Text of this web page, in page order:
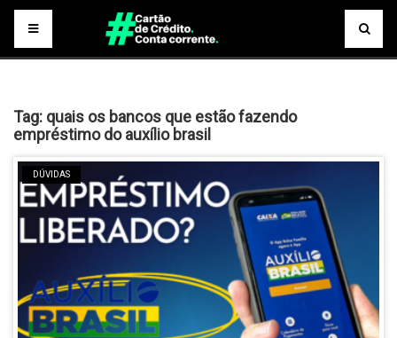
Tag: quais os bancos que estão fazendo
empréstimo do auxílio brasil
DÚVIDAS